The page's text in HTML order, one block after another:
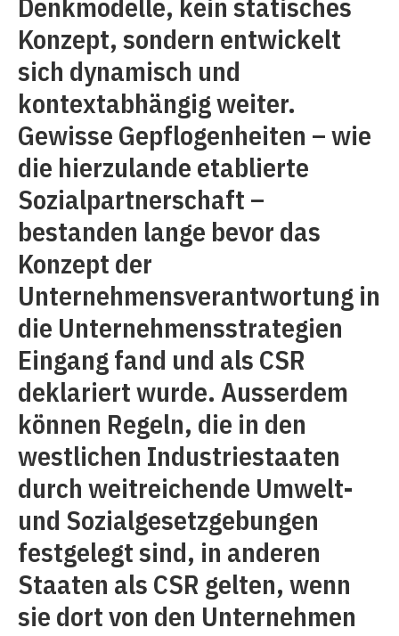
Konzept, sondern entwickelt
sich dynamisch und
kontextabhängig weiter.
Gewisse Gepflogenheiten – wie
die hierzulande etablierte
Sozialpartnerschaft –
bestanden lange bevor das
Konzept der
Unternehmensverantwortung in
die Unternehmensstrategien
Eingang fand und als CSR
deklariert wurde. Ausserdem
können Regeln, die in den
westlichen Industriestaaten
durch weitreichende Umwelt-
und Sozialgesetzgebungen
festgelegt sind, in anderen
Staaten als CSR gelten, wenn
sie dort von den Unternehmen